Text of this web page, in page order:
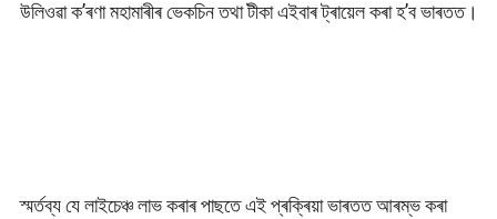
উলিওৱা ক’ৰণা মহামাৰীৰ ভেকচিন তথা টীকা এইবাৰ ট্ৰায়েল কৰা হ’ব ভাৰতত।
স্মৰ্তব্য যে লাইচেঞ্চ লাভ কৰাৰ পাছতে এই প্ৰক্ৰিয়া ভাৰতত আৰম্ভ কৰা